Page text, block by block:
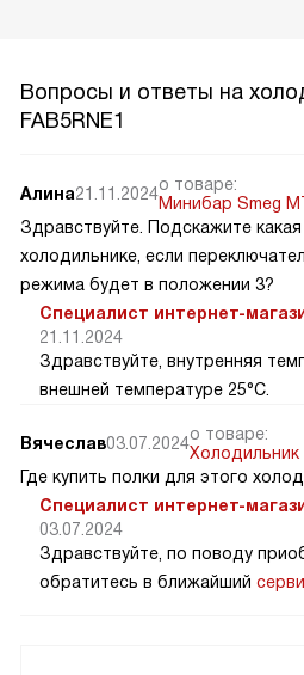
Вопросы и ответы на
FAB5RNE1
Алина21.11.2024о товаре:
Минибар Smeg
Здравствуйте. Подскажите
холодильнике, если
режима будет в положении 3?
Специалист интернет-
21.11.2024
Здравствуйте, внутренняя
внешней температуре 25°C.
Вячеслав03.07.2024о товаре:
Холодильник
Где купить полки для этого
Специалист интернет-
03.07.2024
Здравствуйте, по поводу
обратитесь в ближайший